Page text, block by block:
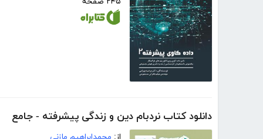
دانلود کتاب نردبام دین و زندگی پیشرفته - جامع